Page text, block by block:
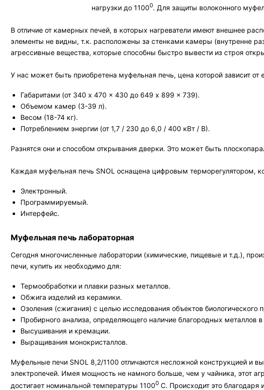
нагрузки до 11000. Для защиты волоконного
В отличие от камерных печей, в которых нагреватели имеют внешнее
элементы не видны, т.к. расположены за стенками камеры (внутренне
агрессивные вещества, которые способны быстро вывести из строя
У нас может быть приобретена муфельная печь, цена которой зависит
Габаритами (от 340 x 470 x 430 до 649 x 899 x 739).
Объемом камер (3-39 л).
Весом (18-74 кг).
Потреблением энергии (от 1,7 / 230 до 6,0 / 400 кВт / В).
Разнятся они и способом открывания дверки. Это может быть
Каждая муфельная печь SNOL оснащена цифровым терморегулятором,
Электронный.
Программируемый.
Интерфейс.
Муфельная печь лабораторная
Сегодня многочисленные лаборатории (химические, пищевые и т.д.),
печи, купить их необходимо для:
Термообработки и плавки разных металлов.
Обжига изделий из керамики.
Озоления (сжигания) с целью исследования объектов биологического
Пробирного анализа, определяющего наличие благородных металлов
Высушивания и кремации.
Выращивания монокристаллов.
Муфельные печи SNOL 8,2/1100 отличаются несложной конструкцией и
электропечей. Имея мощность не намного больше, чем у чайника, этот
достигает номинальной температуры 11000 С. Происходит это благодаря